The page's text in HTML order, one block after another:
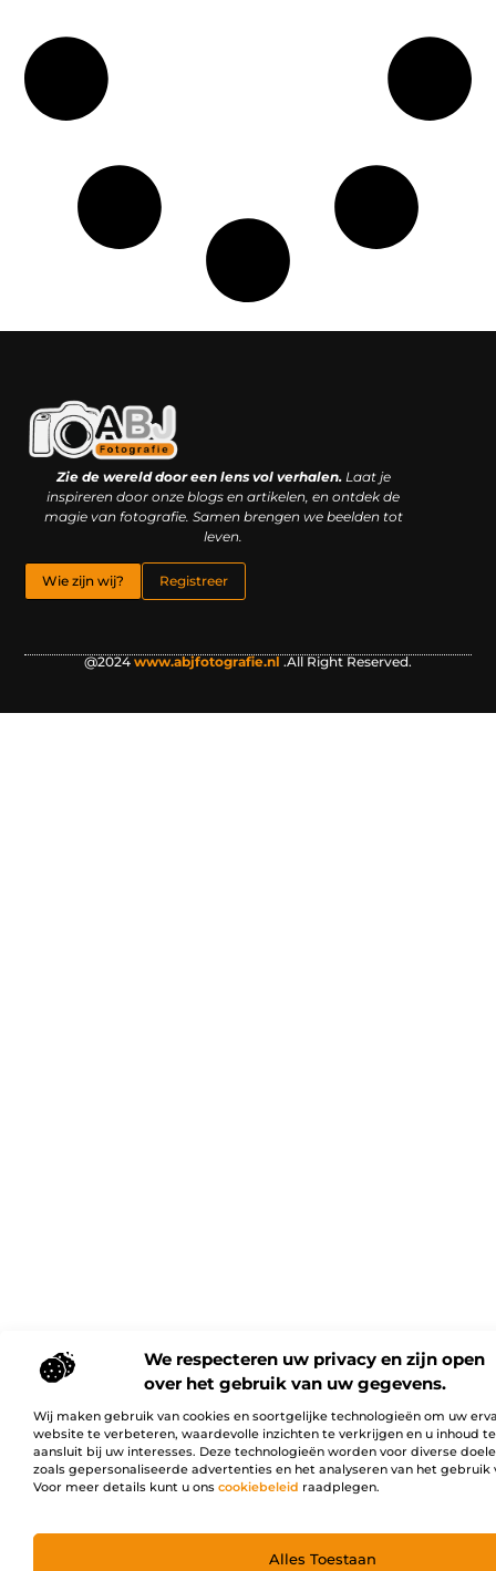
We respecteren uw privacy en zijn open
over het gebruik van uw gegevens.
Wij maken gebruik van cookies en soortgelijke technologieën om uw
website te verbeteren, waardevolle inzichten te verkrijgen en u inhoud
aansluit bij uw interesses. Deze technologieën worden voor diverse
zoals gepersonaliseerde advertenties en het analyseren van het gebruik
Voor meer details kunt u ons cookiebeleid raadplegen.
Alles Toestaan
Zie de wereld door een lens vol verhalen.Laat je
inspireren door onze blogs en artikelen, en ontdek de
magie van fotografie. Samen brengen we beelden tot
leven.
Wie zijn wij? Registreer
@2024www.abjfotografie.nl .All Right Reserved.